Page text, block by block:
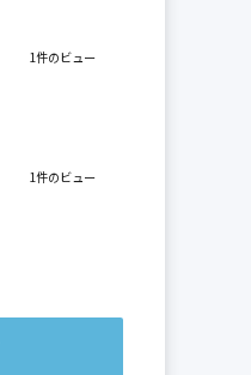
1件のビュー
1件のビュー